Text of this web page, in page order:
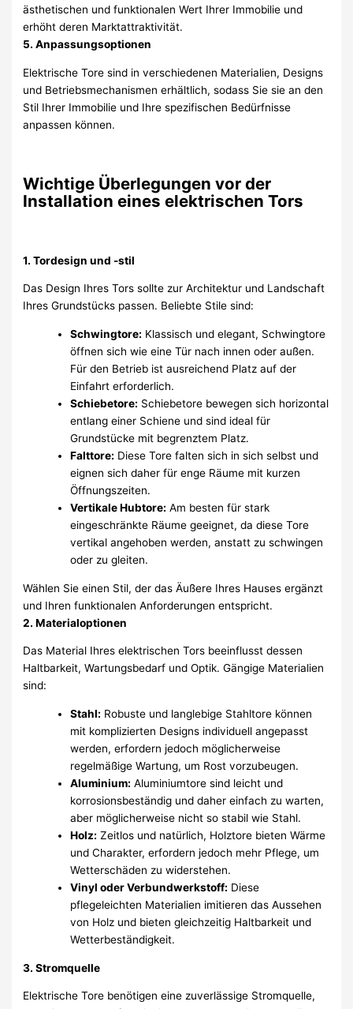
ästhetischen und funktionalen Wert Ihrer Immobilie und
erhöht deren Marktattraktivität.
5. Anpassungsoptionen
Elektrische Tore sind in verschiedenen Materialien, Designs
und Betriebsmechanismen erhältlich, sodass Sie sie an den
Stil Ihrer Immobilie und Ihre spezifischen Bedürfnisse
anpassen können.
Wichtige Überlegungen vor der
Installation eines elektrischen Tors
1. Tordesign und -stil
Das Design Ihres Tors sollte zur Architektur und Landschaft
Ihres Grundstücks passen. Beliebte Stile sind:
Schwingtore: Klassisch und elegant, Schwingtore
öffnen sich wie eine Tür nach innen oder außen.
Für den Betrieb ist ausreichend Platz auf der
Einfahrt erforderlich.
Schiebetore: Schiebetore bewegen sich horizontal
entlang einer Schiene und sind ideal für
Grundstücke mit begrenztem Platz.
Falttore: Diese Tore falten sich in sich selbst und
eignen sich daher für enge Räume mit kurzen
Öffnungszeiten.
Vertikale Hubtore: Am besten für stark
eingeschränkte Räume geeignet, da diese Tore
vertikal angehoben werden, anstatt zu schwingen
oder zu gleiten.
Wählen Sie einen Stil, der das Äußere Ihres Hauses ergänzt
und Ihren funktionalen Anforderungen entspricht.
2. Materialoptionen
Das Material Ihres elektrischen Tors beeinflusst dessen
Haltbarkeit, Wartungsbedarf und Optik. Gängige Materialien
sind:
Stahl: Robuste und langlebige Stahltore können
mit komplizierten Designs individuell angepasst
werden, erfordern jedoch möglicherweise
regelmäßige Wartung, um Rost vorzubeugen.
Aluminium: Aluminiumtore sind leicht und
korrosionsbeständig und daher einfach zu warten,
aber möglicherweise nicht so stabil wie Stahl.
Holz: Zeitlos und natürlich, Holztore bieten Wärme
und Charakter, erfordern jedoch mehr Pflege, um
Wetterschäden zu widerstehen.
Vinyl oder Verbundwerkstoff: Diese
pflegeleichten Materialien imitieren das Aussehen
von Holz und bieten gleichzeitig Haltbarkeit und
Wetterbeständigkeit.
3. Stromquelle
Elektrische Tore benötigen eine zuverlässige Stromquelle,